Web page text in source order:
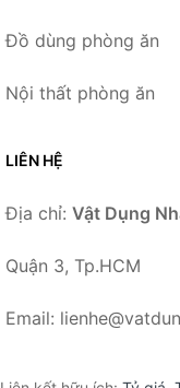
Đồ dùng phòng ăn
Nội thất phòng ăn
LIÊN HỆ
Địa chỉ: Vật Dụng
Quận 3, Tp.HCM
Email: